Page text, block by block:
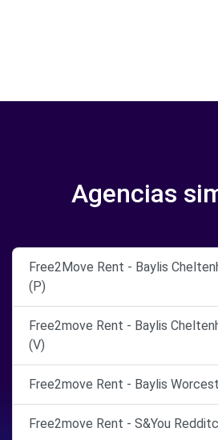
Agencias
Free2Move Rent - Baylis
(P)
Free2move Rent - Baylis
(V)
Free2move Rent - Baylis
Free2move Rent - S&You